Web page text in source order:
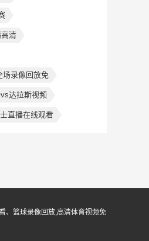
清
场录像回放免
达拉斯视频
直播在线观看
、篮球录像回放,高清体育视频免